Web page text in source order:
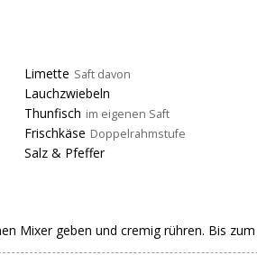
Limette Saft davon
Lauchzwiebeln
Thunfisch im eigenen Saft
Frischkäse Doppelrahmstufe
Salz & Pfeffer
Mixer geben und cremig rühren. Bis